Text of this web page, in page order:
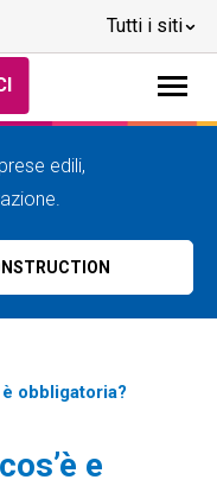
Tutti i siti
edili,
obbligatoria?
e